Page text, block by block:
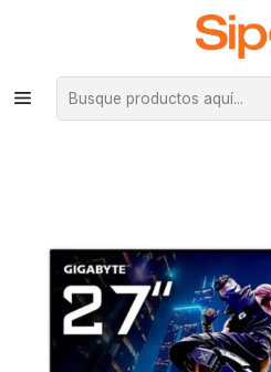
¡Compra hasta mediodía y recibe hoy!
Santiago. Envío gratis desde $29.990
Inicio Marcas
Monitor Gamer Gigabyte M27Q2